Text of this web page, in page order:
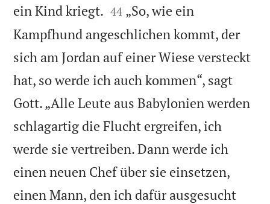
ein Kind kriegt. 

44 „So, wie ein
Kampfhund angeschlichen kommt, der
sich am Jordan auf einer Wiese versteckt
hat, so werde ich auch kommen“, sagt
Gott. „Alle Leute aus Babylonien werden
schlagartig die Flucht ergreifen, ich
werde sie vertreiben. Dann werde ich
einen neuen Chef über sie einsetzen,
einen Mann, den ich dafür ausgesucht